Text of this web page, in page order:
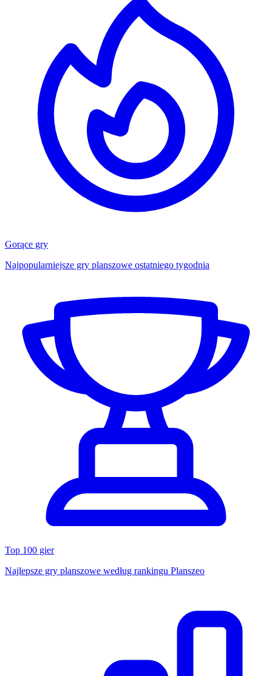
Gorące gry
Najpopularniejsze gry planszowe ostatniego tygodnia
Top 100 gier
Najlepsze gry planszowe według rankingu Planszeo